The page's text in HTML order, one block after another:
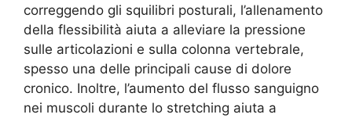
correggendo gli squilibri posturali, l’allenamento
della flessibilità aiuta a alleviare la pressione
sulle articolazioni e sulla colonna vertebrale,
spesso una delle principali cause di dolore
cronico. Inoltre, l’aumento del flusso sanguigno
nei muscoli durante lo stretching aiuta a